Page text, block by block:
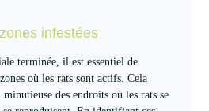
infestées
terminée, il est essentiel de
où les rats sont actifs. Cela
des endroits où les rats se